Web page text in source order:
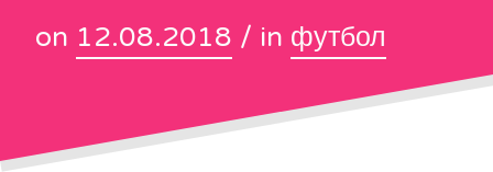
on 12.08.2018 / in футбол